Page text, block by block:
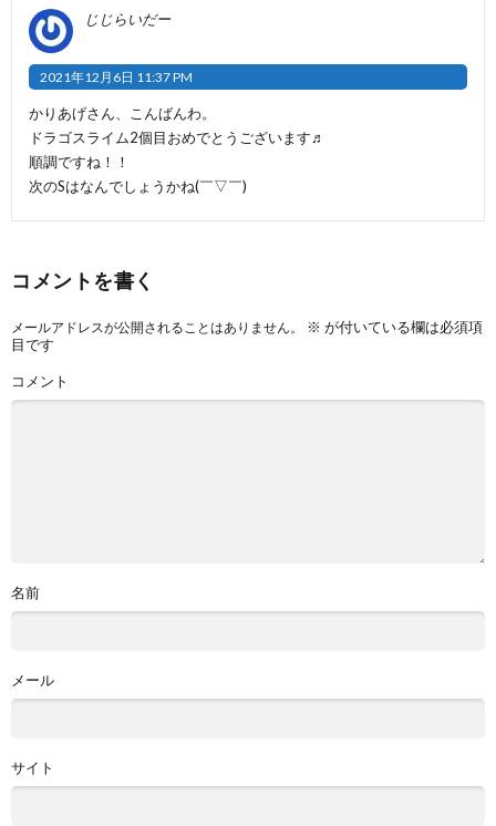
じじらいだー
2021年12月6日 11:37 PM
かりあげさん、こんばんわ。
ドラゴスライム2個目おめでとうございます♬
順調ですね！！
次のSはなんでしょうかね(￣▽￣)
コメントを書く
メールアドレスが公開されることはありません。 ※ が付いている欄は必須項
目です
コメント
名前
メール
サイト